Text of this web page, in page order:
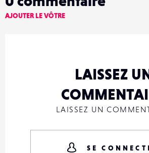
AJOUTER LE VÔTRE
LAISSEZ
LAISSEZ UN
SE